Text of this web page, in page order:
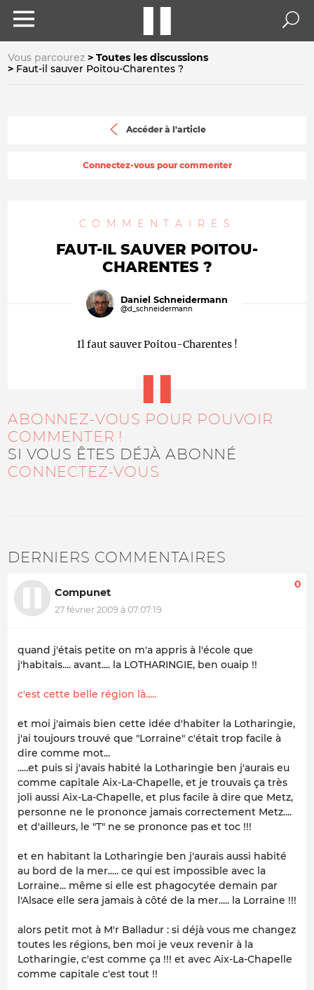
Vous parcourez
Toutes les discussions
Faut-il sauver Poitou-Charentes ?
Accéder à l'article
Connectez-vous pour commenter
COMMENTAIRES
FAUT-IL SAUVER POITOU-
CHARENTES ?
Daniel Schneidermann
@d_schneidermann
Il faut sauver Poitou-Charentes !
ABONNEZ-VOUS POUR POUVOIR
COMMENTER !
SI VOUS ÊTES DÉJÀ ABONNÉ
CONNECTEZ-VOUS
DERNIERS COMMENTAIRES
Compunet
27 février 2009 à 07:07:19
0
quand j'étais petite on m'a appris à l'école que
j'habitais.... avant.... la LOTHARINGIE, ben ouaip !!
c'est cette belle région là.....
et moi j'aimais bien cette idée d'habiter la Lotharingie,
j'ai toujours trouvé que "Lorraine" c'était trop facile à
dire comme mot...
.....et puis si j'avais habité la Lotharingie ben j'aurais eu
comme capitale Aix-La-Chapelle, et je trouvais ça très
joli aussi Aix-La-Chapelle, et plus facile à dire que Metz,
personne ne le prononce jamais correctement Metz....
et d'ailleurs, le "T" ne se prononce pas et toc !!!
et en habitant la Lotharingie ben j'aurais aussi habité
au bord de la mer..... ce qui est impossible avec la
Lorraine... même si elle est phagocytée demain par
l'Alsace elle sera jamais à côté de la mer..... la Lorraine !!!
alors petit mot à M'r Balladur : si déjà vous me changez
toutes les régions, ben moi je veux revenir à la
Lotharingie, c'est comme ça !!! et avec Aix-La-Chapelle
comme capitale c'est tout !!